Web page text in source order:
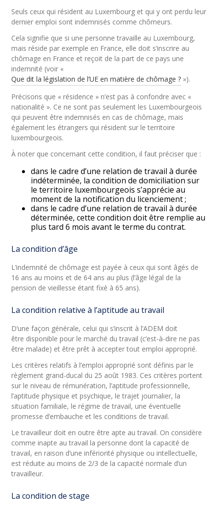
Seuls ceux qui résident au Luxembourg et qui y ont perdu leur
dernier emploi sont indemnisés comme chômeurs.
Cela signifie que si une personne travaille au Luxembourg,
mais réside par exemple en France, elle doit s’inscrire au
chômage en France et reçoit de la part de ce pays une
indemnité (voir «
Que dit la législation de l’UE en matière de chômage ? »).
Précisons que « résidence » n’est pas à confondre avec «
nationalité ». Ce ne sont pas seulement les Luxembourgeois
qui peuvent être indemnisés en cas de chômage, mais
également les étrangers qui résident sur le territoire
luxembourgeois.
À noter que concernant cette condition, il faut préciser que :
dans le cadre d’une relation de travail à durée
indéterminée, la condition de domiciliation sur
le territoire luxembourgeois s’apprécie au
moment de la notification du licenciement ;
dans le cadre d’une relation de travail à durée
déterminée, cette condition doit être remplie au
plus tard 6 mois avant le terme du contrat.
La condition d’âge
L’indemnité de chômage est payée à ceux qui sont âgés de
16 ans au moins et de 64 ans au plus (l’âge légal de la
pension de vieillesse étant fixé à 65 ans).
La condition relative à l’aptitude au travail
D’une façon générale, celui qui s’inscrit à l’ADEM doit
être disponible pour le marché du travail (c’est-à-dire ne pas
être malade) et être prêt à accepter tout emploi approprié.
Les critères relatifs à l’emploi approprié sont définis par le
règlement grand-ducal du 25 août 1983. Ces critères portent
sur le niveau de rémunération, l’aptitude professionnelle,
l’aptitude physique et psychique, le trajet journalier, la
situation familiale, le régime de travail, une éventuelle
promesse d’embauche et les conditions de travail.
Le travailleur doit en outre être apte au travail. On considère
comme inapte au travail la personne dont la capacité de
travail, en raison d’une infériorité physique ou intellectuelle,
est réduite au moins de 2/3 de la capacité normale d’un
travailleur.
La condition de stage